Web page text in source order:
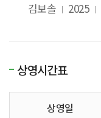
김보솔 2025
상영시간표
상영일